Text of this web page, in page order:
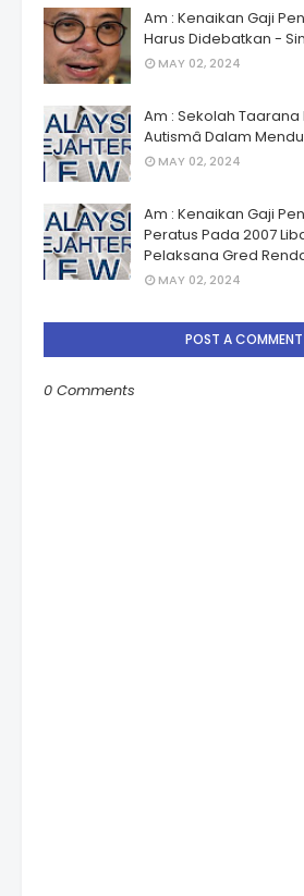
Am : Kenaikan Gaji
Harus Didebatkan -
MAY 02, 2024
Am : Sekolah Taarana
Autismâ Dalam
MAY 02, 2024
Am : Kenaikan Gaji
Peratus Pada 2007
Pelaksana Gred
MAY 02, 2024
POST A COMMENT
0 Comments